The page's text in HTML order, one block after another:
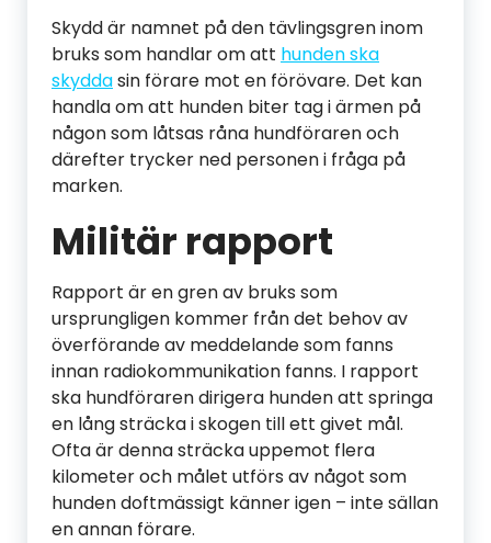
Skydd är namnet på den tävlingsgren inom
bruks som handlar om att hunden ska
skyddasin förare mot en förövare. Det kan
handla om att hunden biter tag i ärmen på
någon som låtsas råna hundföraren och
därefter trycker ned personen i fråga på
marken.
Militär rapport
Rapport är en gren av bruks som
ursprungligen kommer från det behov av
överförande av meddelande som fanns
innan radiokommunikation fanns. I rapport
ska hundföraren dirigera hunden att springa
en lång sträcka i skogen till ett givet mål.
Ofta är denna sträcka uppemot flera
kilometer och målet utförs av något som
hunden doftmässigt känner igen – inte sällan
en annan förare.